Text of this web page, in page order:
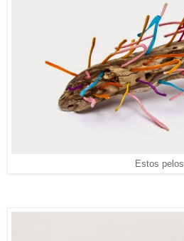
Estos pelos